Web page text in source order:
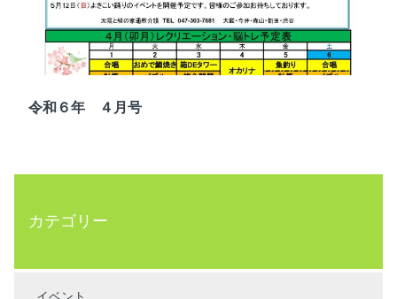
令和６年 ４月号
カテゴリー
イベント